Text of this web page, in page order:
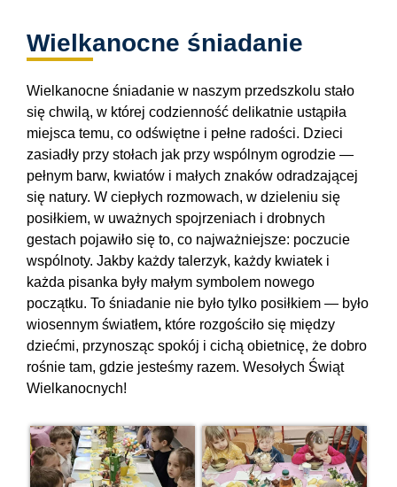
Wielkanocne śniadanie
Wielkanocne śniadanie w naszym przedszkolu stało
się chwilą, w której codzienność delikatnie ustąpiła
miejsca temu, co odświętne i pełne radości. Dzieci
zasiadły przy stołach jak przy wspólnym ogrodzie —
pełnym barw, kwiatów i małych znaków odradzającej
się natury. W ciepłych rozmowach, w dzieleniu się
posiłkiem, w uważnych spojrzeniach i drobnych
gestach pojawiło się to, co najważniejsze: poczucie
wspólnoty. Jakby każdy talerzyk, każdy kwiatek i
każda pisanka były małym symbolem nowego
początku. To śniadanie nie było tylko posiłkiem — było
wiosennym światłem, które rozgościło się między
dziećmi, przynosząc spokój i cichą obietnicę, że dobro
rośnie tam, gdzie jesteśmy razem. Wesołych Świąt
Wielkanocnych!